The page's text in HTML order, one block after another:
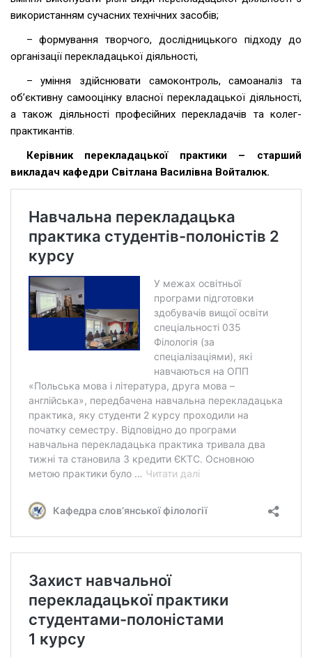
використанням сучасних технічних засобів;
– формування творчого, дослідницького підходу до
організації перекладацької діяльності,
– уміння здійснювати самоконтроль, самоаналіз та
об’єктивну самооцінку власної перекладацької діяльності,
а також діяльності професійних перекладачів та колег-
практикантів.
Керівник перекладацької практики – старший
викладач кафедри Світлана Василівна Войталюк.